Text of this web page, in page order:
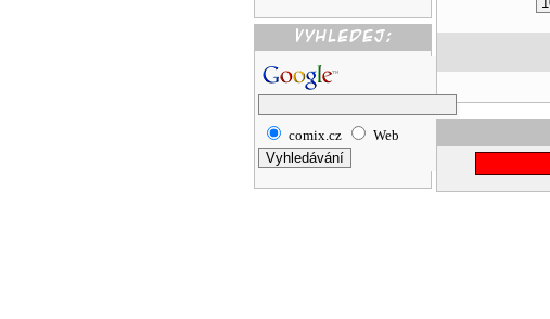
comix.cz Web